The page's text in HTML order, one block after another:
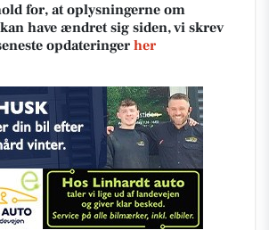
for, at oplysningerne om
have ændret sig siden, vi skrev
opdateringer her